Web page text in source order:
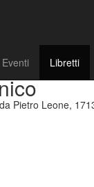
Eventi Libretti
Pietro Leone,